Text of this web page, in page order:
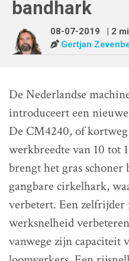
bandhark
08-07-2019
| 2
Gertjan
De Nederlandse
introduceert een
De CM4240, of
werkbreedte van 10 tot
brengt het gras schoner
gangbare cirkelhark,
verbetert. Een zelfrijder
werksnelheid
vanwege zijn capaciteit